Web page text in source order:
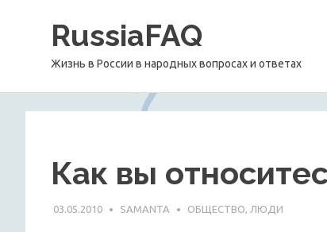
содержимомуRussiaFAQ
Жизнь в России в народных вопросах и ответах
Как вы
03.05.2010 SAMANTA ОБЩЕСТВО, ЛЮДИ